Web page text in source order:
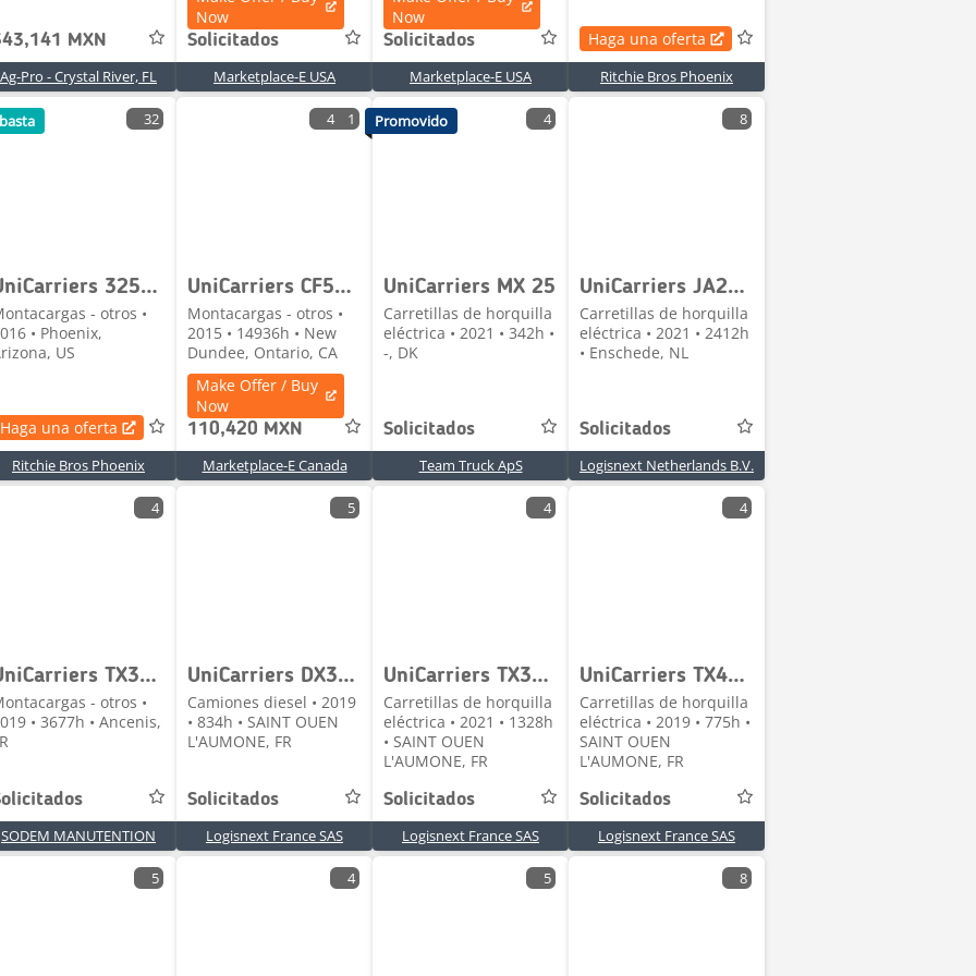
MXN
Ag-Pro - Crystal River, FL
Now
Solicitados
Marketplace-E USA
Now
Solicitados
Marketplace-E USA
Haga una oferta
Ritchie Bros Phoenix
32
UniCarriers 3255 lb Pneumatic Tire Forklift
- otros •
• Phoenix,
US
Haga una oferta
Ritchie Bros Phoenix
4 1
UniCarriers CF50LP
Montacargas - otros •
2015 • 14936h • New
Dundee, Ontario, CA
Make Offer / Buy
Now
110,420 MXN
Marketplace-E Canada
4
UniCarriers MX 25
Carretillas de horquilla
eléctrica • 2021 • 342h •
-, DK
Solicitados
Team Truck ApS
Promovido 8
UniCarriers JA2N1L16Q
Carretillas de horquilla
eléctrica • 2021 • 2412h
• Enschede, NL
Solicitados
Logisnext Netherlands B.V.
4
UniCarriers TX3-18
- otros •
• 3677h • Ancenis,
SODEM MANUTENTION
5
UniCarriers DX30D
Camiones diesel • 2019
• 834h • SAINT OUEN
L'AUMONE, FR
Solicitados
Logisnext France SAS
4
UniCarriers TX3-20L
Carretillas de horquilla
eléctrica • 2021 • 1328h
• SAINT OUEN
L'AUMONE, FR
Solicitados
Logisnext France SAS
4
UniCarriers TX4-16
Carretillas de horquilla
eléctrica • 2019 • 775h •
SAINT OUEN
L'AUMONE, FR
Solicitados
Logisnext France SAS
5 4 5 8